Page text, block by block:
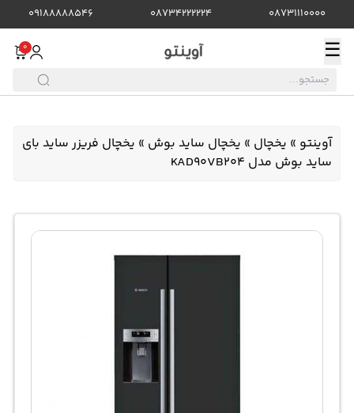
08731110000
08734222224
09188888546
☰
0
آوینتو » یخچال » یخچال ساید بوش » یخچال فریزر ساید بای
ساید بوش مدل KAD90VB204